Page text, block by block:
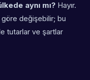
aynı mı? Hayır.
değişebilir; bu
tutarlar ve şartlar